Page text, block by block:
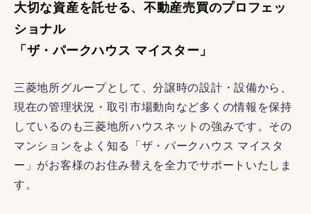
大切な資産を託せる、不動産売買のプロフェッ
ショナル
「ザ・パークハウス マイスター」
三菱地所グループとして、分譲時の設計・設備から、
現在の管理状況・取引市場動向など多くの情報を保持
しているのも三菱地所ハウスネットの強みです。その
マンションをよく知る「ザ・パークハウス マイスタ
ー」がお客様のお住み替えを全力でサポートいたしま
す。